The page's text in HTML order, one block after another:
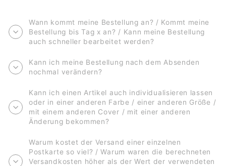
Wann kommt meine Bestellung an? / Kommt meine
Bestellung bis Tag x an? / Kann meine Bestellung
auch schneller bearbeitet werden?
Kann ich meine Bestellung nach dem Absenden
nochmal verändern?
Kann ich einen Artikel auch individualisieren lassen
oder in einer anderen Farbe / einer anderen Größe /
mit einem anderen Cover / mit einer anderen
Änderung bekommen?
Warum kostet der Versand einer einzelnen
Postkarte so viel? / Warum waren die berechneten
Versandkosten höher als der Wert der verwendeten